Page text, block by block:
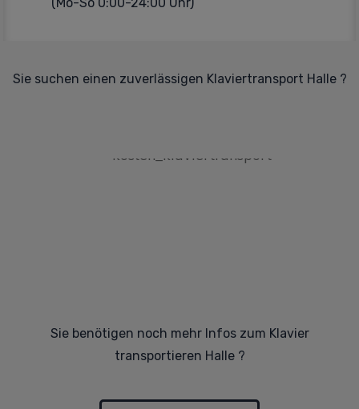
Sie suchen einen zuverlässigen Klaviertransport Halle ?
Sie benötigen noch mehr Infos zum Klavier
transportieren Halle ?